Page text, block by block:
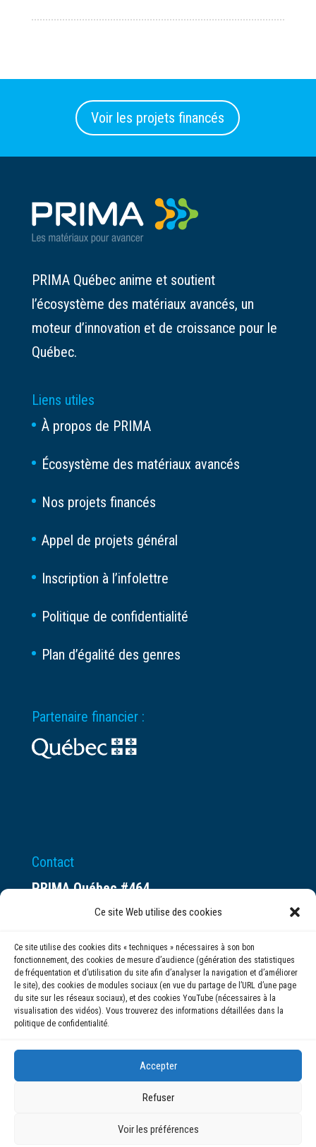
Ce site Web utilise des cookies
Ce site utilise des cookies dits « techniques » nécessaires à son bon
fonctionnement, des cookies de mesure d’audience (génération des statistiques
de fréquentation et d’utilisation du site afin d’analyser la navigation et d’améliorer
le site), des cookies de modules sociaux (en vue du partage de l’URL d’une page
du site sur les réseaux sociaux), et des cookies YouTube (nécessaires à la
visualisation des vidéos). Vous trouverez des informations détaillées dans la
politique de confidentialité.
Accepter
Refuser
Voir les préférences
Voir les projets financés
PRIMA Québec anime et soutient
l’écosystème des matériaux avancés, un
moteur d’innovation et de croissance pour le
Québec.
Liens utiles
À propos de PRIMA
Écosystème des matériaux avancés
Nos projets financés
Appel de projets général
Inscription à l’infolettre
Politique de confidentialité
Plan d’égalité des genres
Partenaire financier :
Contact
PRIMA Québec #464
Espace ax.c
Montréal (QC) H3C 0B4
(514) 284-0211